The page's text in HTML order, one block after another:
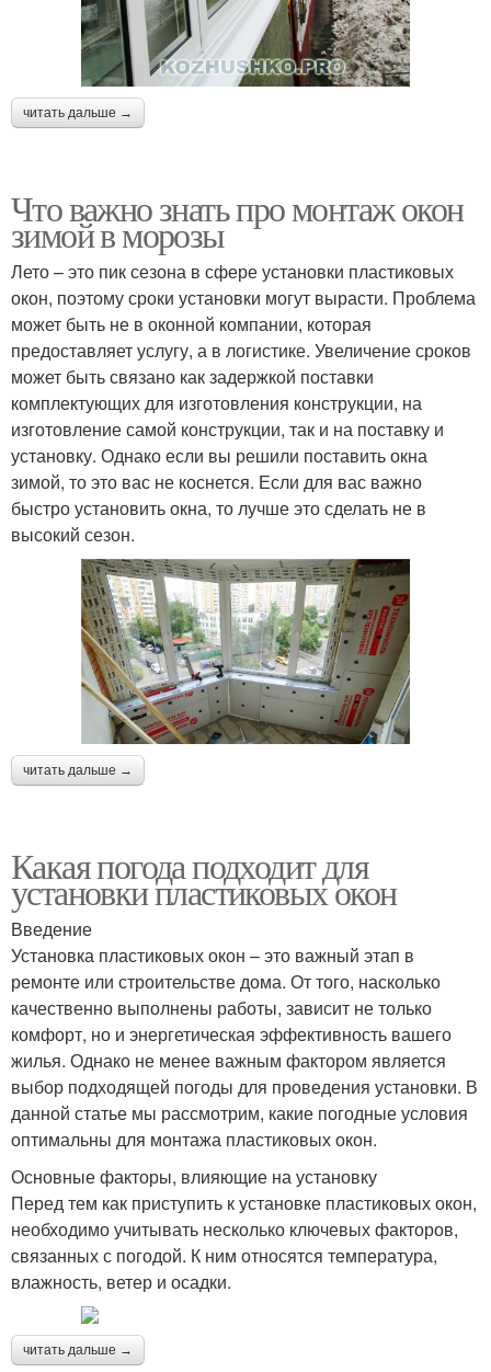
читать дальше →
Что важно знать про монтаж окон
зимой в морозы
Лето – это пик сезона в сфере установки пластиковых
окон, поэтому сроки установки могут вырасти. Проблема
может быть не в оконной компании, которая
предоставляет услугу, а в логистике. Увеличение сроков
может быть связано как задержкой поставки
комплектующих для изготовления конструкции, на
изготовление самой конструкции, так и на поставку и
установку. Однако если вы решили поставить окна
зимой, то это вас не коснется. Если для вас важно
быстро установить окна, то лучше это сделать не в
высокий сезон.
читать дальше →
Какая погода подходит для
установки пластиковых окон
Введение
Установка пластиковых окон – это важный этап в
ремонте или строительстве дома. От того, насколько
качественно выполнены работы, зависит не только
комфорт, но и энергетическая эффективность вашего
жилья. Однако не менее важным фактором является
выбор подходящей погоды для проведения установки. В
данной статье мы рассмотрим, какие погодные условия
оптимальны для монтажа пластиковых окон.
Основные факторы, влияющие на установку
Перед тем как приступить к установке пластиковых окон,
необходимо учитывать несколько ключевых факторов,
связанных с погодой. К ним относятся температура,
влажность, ветер и осадки.
читать дальше →